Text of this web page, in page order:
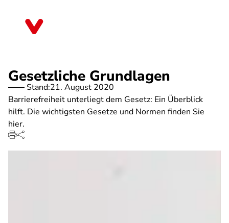
Gesetzliche Grundlagen
Stand:21. August 2020
Barrierefreiheit unterliegt dem Gesetz: Ein Überblick
hilft. Die wichtigsten Gesetze und Normen finden Sie
hier.